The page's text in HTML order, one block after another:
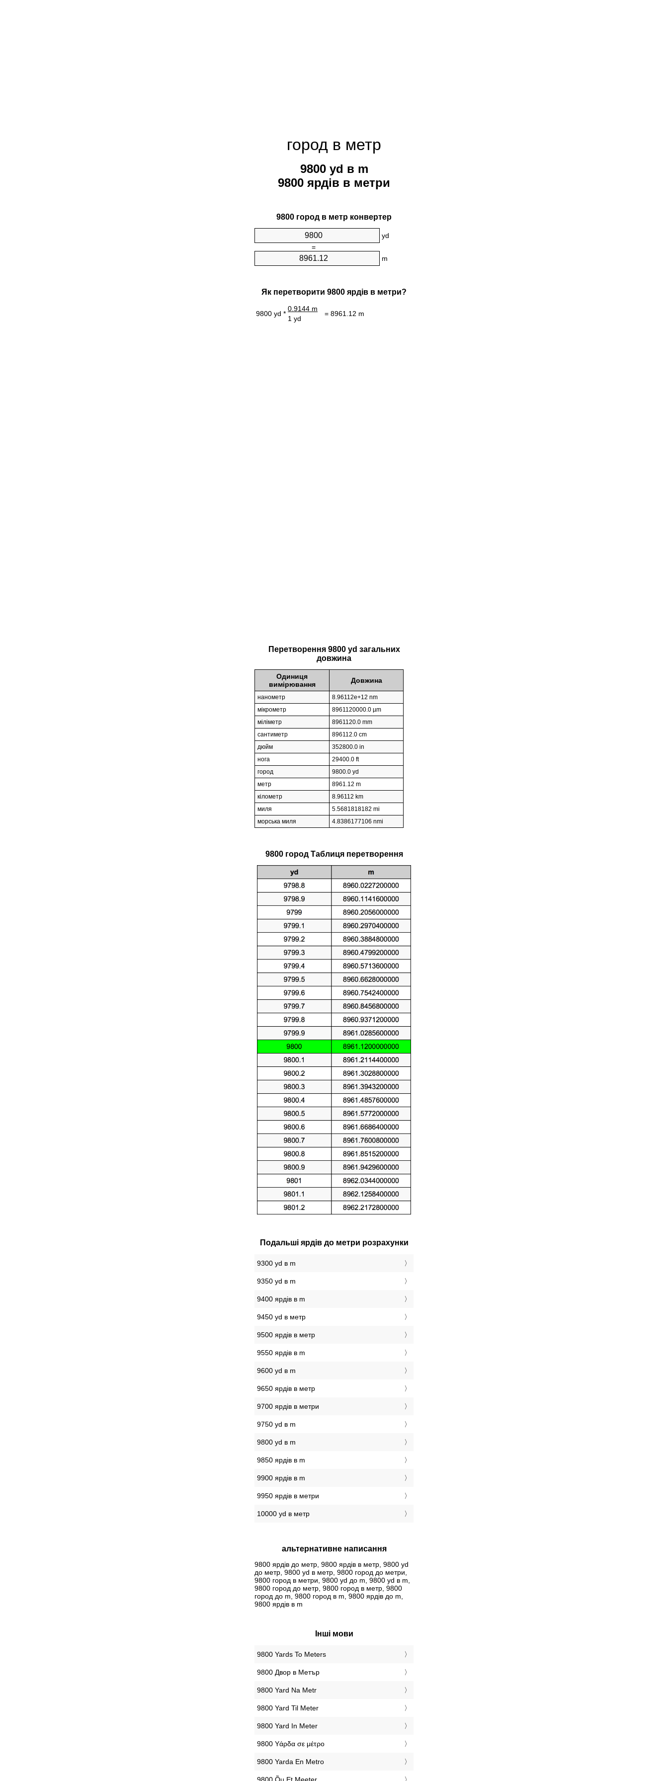
город в метр
9800 yd в m
9800 ярдів в метри
9800 город в метр конвертер
yd
=
m
Як перетворити 9800 ярдів в метри?
9800 yd *
0.9144 m
= 8961.12 m
1 yd
Перетворення 9800 yd загальних
довжина
Одиниця
вимірювання
Довжина
нанометр
8.96112e+12 nm
мікрометр
8961120000.0 µm
міліметр
8961120.0 mm
сантиметр
896112.0 cm
дюйм
352800.0 in
нога
29400.0 ft
город
9800.0 yd
метр
8961.12 m
кілометр
8.96112 km
миля
5.5681818182 mi
морська миля
4.8386177106 nmi
9800 город Таблиця перетворення
Подальші ярдів до метри розрахунки
9300 yd в m
9350 yd в m
9400 ярдів в m
9450 yd в метр
9500 ярдів в метр
9550 ярдів в m
9600 yd в m
9650 ярдів в метр
9700 ярдів в метри
9750 yd в m
9800 yd в m
9850 ярдів в m
9900 ярдів в m
9950 ярдів в метри
10000 yd в метр
альтернативне написання
9800 ярдів до метр, 9800 ярдів в метр, 9800 yd
до метр, 9800 yd в метр, 9800 город до метри,
9800 город в метри, 9800 yd до m, 9800 yd в m,
9800 город до метр, 9800 город в метр, 9800
город до m, 9800 город в m, 9800 ярдів до m,
9800 ярдів в m
Інші мови
‎9800 Yards To Meters
‎9800 Двор в Метър
‎9800 Yard Na Metr
‎9800 Yard Til Meter
‎9800 Yard In Meter
‎9800 Υάρδα σε μέτρο
‎9800 Yarda En Metro